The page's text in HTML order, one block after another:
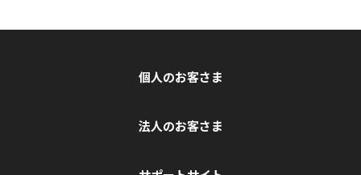
個人のお客さま
法人のお客さま